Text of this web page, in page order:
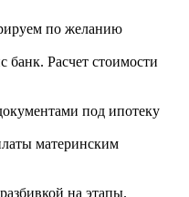
по желанию
банк. Расчет стоимости
под ипотеку
материнским
на этапы.